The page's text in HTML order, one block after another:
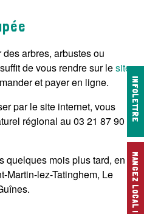
INFOLETTRE
MANGEZ LOCAL !
arbres, arbustes ou
de vous rendre sur lesite
et payer en ligne.
par le site internet, vous
régional au 03 21 87 90
quelques mois plus tard, en
Martin-lez-Tatinghem, Le